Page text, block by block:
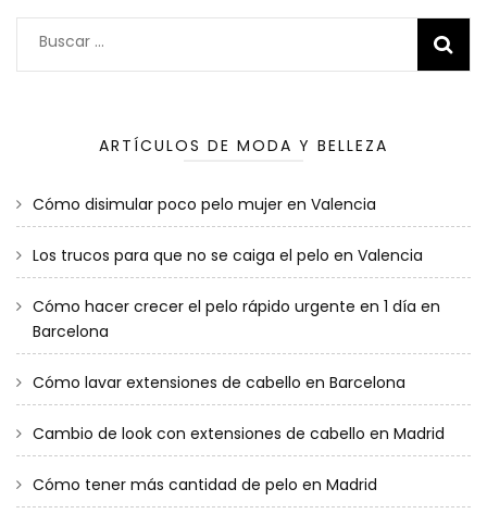
Buscar:
ARTÍCULOS DE MODA Y BELLEZA
Cómo disimular poco pelo mujer en Valencia
Los trucos para que no se caiga el pelo en Valencia
Cómo hacer crecer el pelo rápido urgente en 1 día en
Barcelona
Cómo lavar extensiones de cabello en Barcelona
Cambio de look con extensiones de cabello en Madrid
Cómo tener más cantidad de pelo en Madrid